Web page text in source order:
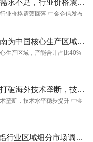
甲烷氯化物定制报告：成本推涨、需求不足，行业价格震荡回落-中金企信发布
业价格震荡回落-中金企信发布
钛白粉定制报告：四川、山东、河南为中国核心生产区域，产能合计占比40%-中金企信发布
生产区域，产能合计占比40%-
投资价值评估：改性塑料行业正在打破海外技术垄断，技术水平稳步提升-中金企信
垄断，技术水平稳步提升-中金
2026-2032年中国三层液电解高纯铝行业区域细分市场调研及投资前景展望报告-中金企信发...